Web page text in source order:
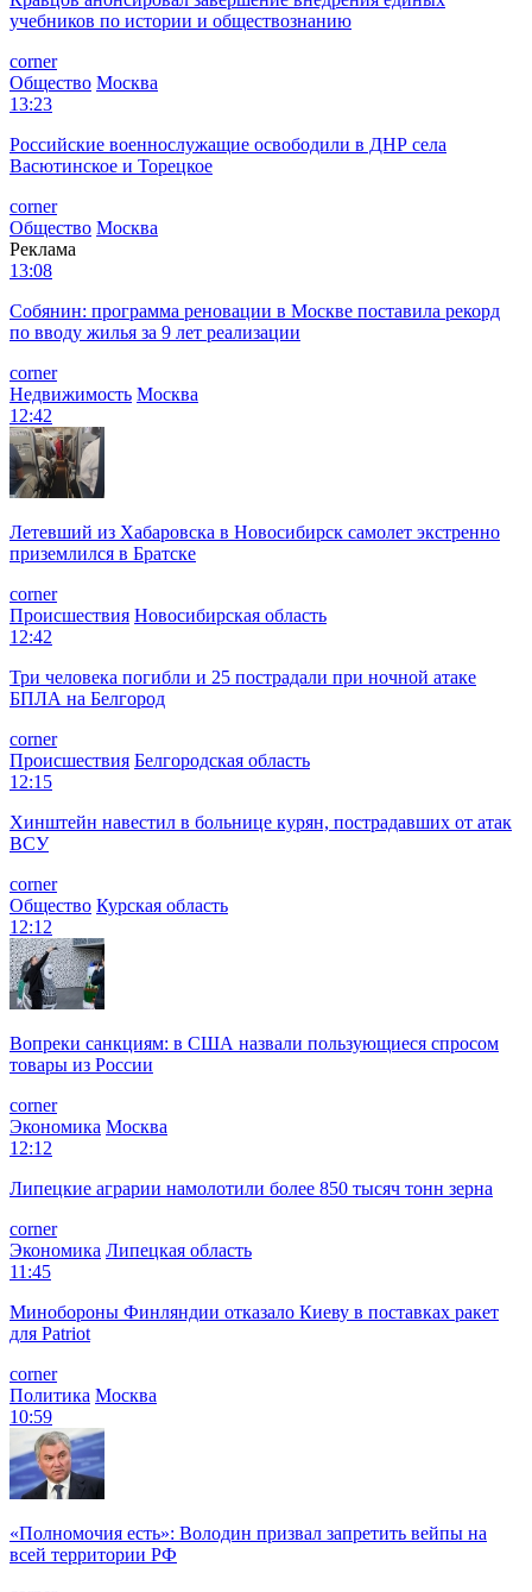
учебников по истории и обществознанию
corner
Общество Москва
13:23
Российские военнослужащие освободили в ДНР села
Васютинское и Торецкое
corner
Общество Москва
Реклама
13:08
Собянин: программа реновации в Москве поставила рекорд
по вводу жилья за 9 лет реализации
corner
Недвижимость Москва
12:42
Летевший из Хабаровска в Новосибирск самолет экстренно
приземлился в Братске
corner
Происшествия Новосибирская область
12:42
Три человека погибли и 25 пострадали при ночной атаке
БПЛА на Белгород
corner
Происшествия Белгородская область
12:15
Хинштейн навестил в больнице курян, пострадавших от атак
ВСУ
corner
Общество Курская область
12:12
Вопреки санкциям: в США назвали пользующиеся спросом
товары из России
corner
Экономика Москва
12:12
Липецкие аграрии намолотили более 850 тысяч тонн зерна
corner
Экономика Липецкая область
11:45
Минобороны Финляндии отказало Киеву в поставках ракет
для Patriot
corner
Политика Москва
10:59
«Полномочия есть»: Володин призвал запретить вейпы на
всей территории РФ